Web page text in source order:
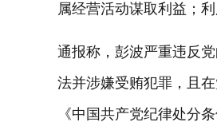
属经营活动谋取利益；
通报称，彭波严重违反
法并涉嫌受贿犯罪，且
《中国共产党纪律处分